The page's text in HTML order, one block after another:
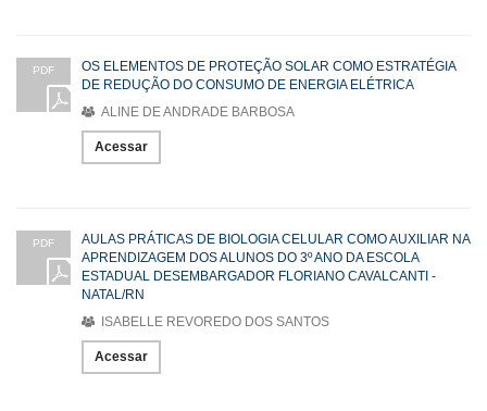
PDF
OS ELEMENTOS DE PROTEÇÃO SOLAR COMO ESTRATÉGIA
DE REDUÇÃO DO CONSUMO DE ENERGIA ELÉTRICA
ALINE DE ANDRADE BARBOSA
Acessar
PDF
AULAS PRÁTICAS DE BIOLOGIA CELULAR COMO AUXILIAR NA
APRENDIZAGEM DOS ALUNOS DO 3º ANO DA ESCOLA
ESTADUAL DESEMBARGADOR FLORIANO CAVALCANTI -
NATAL/RN
ISABELLE REVOREDO DOS SANTOS
Acessar